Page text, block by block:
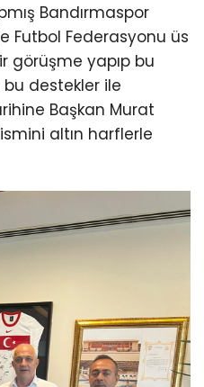
Bandırmaspor
Futbol Federasyonu üs
görüşme yapıp bu
destekler ile
Başkan Murat
altın harflerle